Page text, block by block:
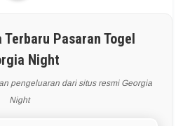
Pasaran Togel
Night
pengeluaran dari situs resmi Georgia
Night